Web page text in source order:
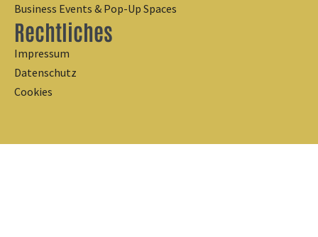
Business Events & Pop-Up Spaces
Rechtliches
Impressum
Datenschutz
Cookies